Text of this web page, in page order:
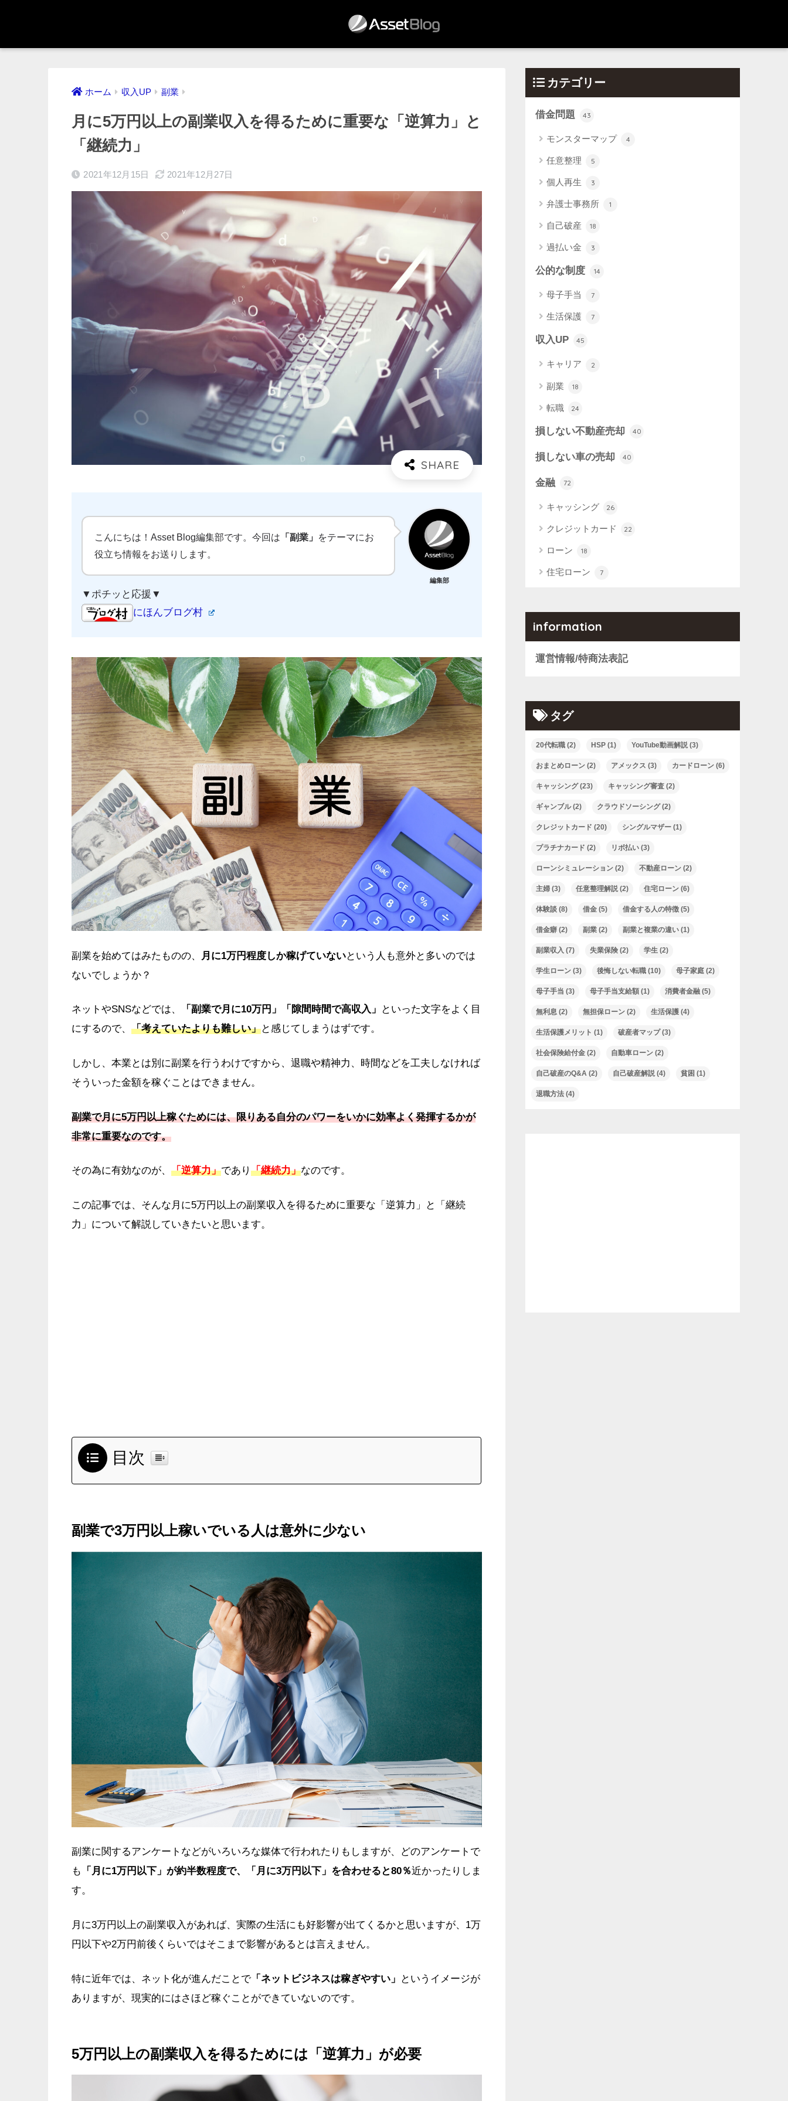
ホーム 収入UP 副業
月に5万円以上の副業収入を得るために重要な「逆算力」と
「継続力」
2021年12月15日 2021年12月27日
こんにちは！Asset Blog編集部です。今回は 「副業」 をテーマにお
役立ち情報をお送りします。
編集部
▼ポチッと応援▼
にほんブログ村
副業を始めてはみたものの、 月に1万円程度しか稼げていないという人も意外と多いのでは
ないでしょうか？
ネットやSNSなどでは、 「副業で月に10万円」「隙間時間で高収入」
といった文字をよく目
にするので、 「考えていたよりも難しい」と感じてしまうはずです。
しかし、本業とは別に副業を行うわけですから、退職や精神力、時間などを工夫しなければ
そういった金額を稼ぐことはできません。
副業で月に5万円以上稼ぐためには、限りある自分のパワーをいかに効率よく発揮するかが
非常に重要なのです。
その為に有効なのが、 「逆算力」であり 「継続力」なのです。
この記事では、そんな月に5万円以上の副業収入を得るために重要な「逆算力」と「継続
力」について解説していきたいと思います。
目次
副業で3万円以上稼いでいる人は意外に少ない
副業に関するアンケートなどがいろいろな媒体で行われたりもしますが、どのアンケートで
も
「月に1万円以下」が約半数程度で、「月に3万円以下」を合わせると80％近かったりしま
す。
月に3万円以上の副業収入があれば、実際の生活にも好影響が出てくるかと思いますが、1万
円以下や2万円前後くらいではそこまで影響があるとは言えません。
特に近年では、ネット化が進んだことで「ネットビジネスは稼ぎやすい」
というイメージが
ありますが、現実的にはさほど稼ぐことができていないのです。
5万円以上の副業収入を得るためには「逆算力」が必要
カテゴリー
借金問題 43
モンスターマップ 4
任意整理 5
個人再生 3
弁護士事務所 1
自己破産 18
過払い金 3
公的な制度 14
母子手当 7
生活保護 7
収入UP 45
キャリア 2
副業 18
転職 24
損しない不動産売却 40
損しない車の売却 40
金融 72
キャッシング 26
クレジットカード 22
ローン 18
住宅ローン 7
information
運営情報/特商法表記
タグ
20代転職 (2) HSP (1) YouTube動画解説 (3)
おまとめローン (2) アメックス (3) カードローン (6)
キャッシング(23) キャッシング審査 (2)
ギャンブル(2) クラウドソーシング(2)
クレジットカード (20) シングルマザー (1)
プラチナカード (2) リボ払い (3)
ローンシミュレーション (2) 不動産ローン (2)
主婦 (3) 任意整理解説 (2) 住宅ローン (6)
体験談 (8) 借金 (5) 借金する人の特徴 (5)
借金癖 (2) 副業 (2) 副業と複業の違い (1)
副業収入 (7) 失業保険 (2) 学生 (2)
学生ローン (3) 後悔しない転職 (10) 母子家庭 (2)
母子手当 (3) 母子手当支給額 (1) 消費者金融 (5)
無利息 (2) 無担保ローン (2) 生活保護 (4)
生活保護メリット (1) 破産者マップ(3)
社会保険給付金 (2) 自動車ローン (2)
自己破産のQ&A (2) 自己破産解説 (4) 貧困 (1)
退職方法 (4)